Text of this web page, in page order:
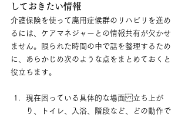
しておきたい情報
介護保険を使って廃用症候群のリハビリを進め
るには、ケアマネジャーとの情報共有が欠かせ
ません。限られた時間の中で話を整理するため
に、あらかじめ次のような点をまとめておくと
役立ちます。
現在困っている具体的な場面立ち上が
り、トイレ、入浴、階段など、どの動作で